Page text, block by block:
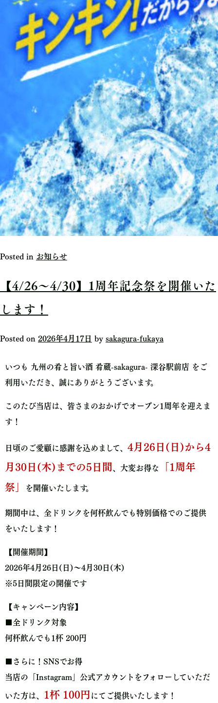
Posted in お知らせ
【4/26～4/30】1周年記念祭を開催いた
します！
Posted on 2026年4月17日 by sakagura-fukaya
いつも 九州の肴と旨い酒 肴蔵-sakagura- 深谷駅前店 をご
利用いただき、誠にありがとうございます。
このたび当店は、皆さまのおかげでオープン1周年を迎えま
す！
日頃のご愛顧に感謝を込めまして、 4月26日(日)から4
月30日(木)までの5日間 、大変お得な 「1周年
祭」 を開催いたします。
期間中は、全ドリンクを何杯飲んでも特別価格でのご提供
をいたします！
【開催期間】
2026年4月26日(日)～4月30日(木)
※5日間限定の開催です
【キャンペーン内容】
全ドリンク対象
何杯飲んでも1杯 200円
さらに！SNSでお得
当店の「Instagram」公式アカウントをフォローしていただ
いた方は、 1杯 100円 にてご提供いたします！